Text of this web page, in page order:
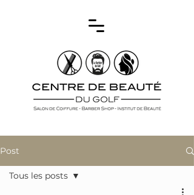
Post
Tous les posts